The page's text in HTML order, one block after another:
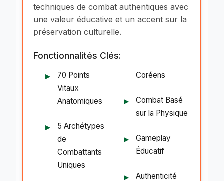
techniques de combat authentiques avec
une valeur éducative et un accent sur la
préservation culturelle.
Fonctionnalités Clés:
70 Points
Vitaux
Anatomiques
5 Archétypes
de
Combattants
Uniques
Coréens
Combat Basé
sur la Physique
Gameplay
Éducatif
Authenticité